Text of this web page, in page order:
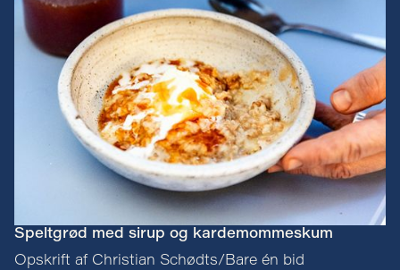
Speltgrød med sirup og kardemommeskum
Opskrift af Christian Schødts/Bare én bid